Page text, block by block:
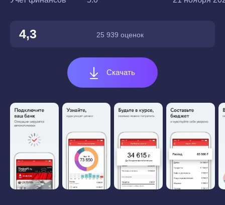
4,3 25 939 оценок
Скачать